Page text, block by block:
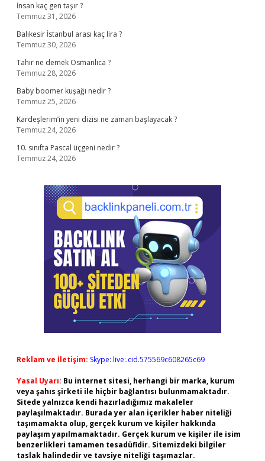
İnsan kaç gen taşır ?
Temmuz 31, 2026
Balıkesir İstanbul arası kaç lira ?
Temmuz 30, 2026
Tahir ne demek Osmanlıca ?
Temmuz 28, 2026
Baby boomer kuşağı nedir ?
Temmuz 25, 2026
Kardeşlerim’in yeni dizisi ne zaman başlayacak ?
Temmuz 24, 2026
10. sınıfta Pascal üçgeni nedir ?
Temmuz 24, 2026
Reklam ve İletişim: Skype: live:.cid.575569c608265c69
Yasal Uyarı: Bu internet sitesi, herhangi bir marka, kurum
veya şahıs şirketi ile hiçbir bağlantısı bulunmamaktadır.
Sitede yalnızca kendi hazırladığımız makaleler
paylaşılmaktadır. Burada yer alan içerikler haber niteliği
taşımamakta olup, gerçek kurum ve kişiler hakkında
paylaşım yapılmamaktadır. Gerçek kurum ve kişiler ile isim
benzerlikleri tamamen tesadüfidir. Sitemizdeki bilgiler
taslak halindedir ve tavsiye niteliği taşımazlar.